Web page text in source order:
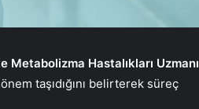
Hastalıkları Uzmanı
taşıdığını belirterek süreç